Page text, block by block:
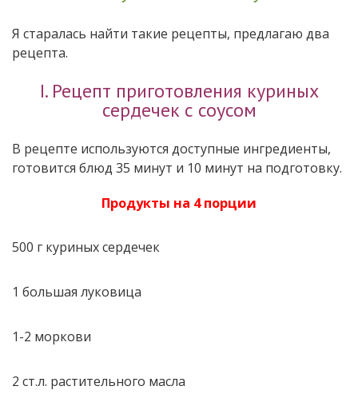
Я старалась найти такие рецепты, предлагаю два
рецепта.
I. Рецепт приготовления куриных
сердечек с соусом
В рецепте используются доступные ингредиенты,
готовится блюд 35 минут и 10 минут на подготовку.
Продукты на 4 порции
500 г куриных сердечек
1 большая луковица
1-2 моркови
2 ст.л. растительного масла